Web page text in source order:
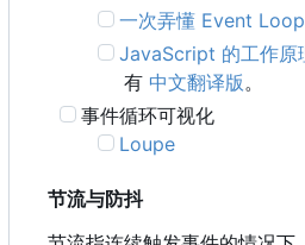
一次弄懂 Event Loop
JavaScript 的工作原
有 中文翻译版 。
事件循环可视化
Loupe
节流与防抖